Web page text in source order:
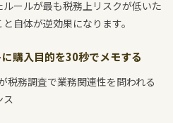
ールが最も税務上リスクが低いた
自体が逆効果になります。
購入目的を30秒でメモする
税務調査で業務関連性を問われる
ス